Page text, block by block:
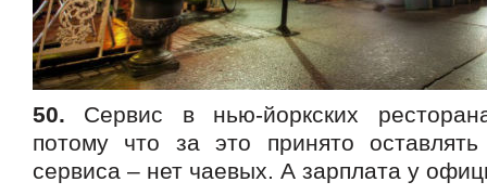
50. Сервис в нью-йоркских
потому что за это принято
сервиса – нет чаевых. А зарплата у